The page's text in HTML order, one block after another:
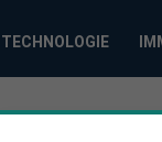
TECHNOLOGIE